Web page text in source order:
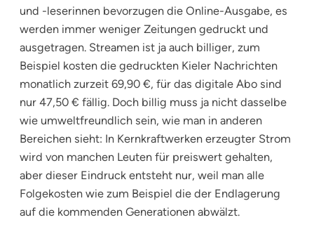
und -leserinnen bevorzugen die Online-Ausgabe, es
werden immer weniger Zeitungen gedruckt und
ausgetragen. Streamen ist ja auch billiger, zum
Beispiel kosten die gedruckten Kieler Nachrichten
monatlich zurzeit 69,90 €, für das digitale Abo sind
nur 47,50 € fällig. Doch billig muss ja nicht dasselbe
wie umweltfreundlich sein, wie man in anderen
Bereichen sieht: In Kernkraftwerken erzeugter Strom
wird von manchen Leuten für preiswert gehalten,
aber dieser Eindruck entsteht nur, weil man alle
Folgekosten wie zum Beispiel die der Endlagerung
auf die kommenden Generationen abwälzt.